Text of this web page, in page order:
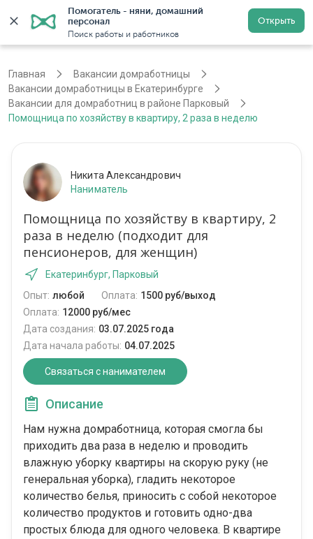
Помогатель - няни, домашний
персонал
Поиск работы и работников
Открыть
Екатеринбург Регистрация
Главная
Вакансии домработницы
Вакансии домработницы в Екатеринбурге
Вакансии для домработниц в районе Парковый
Помощница по хозяйству в квартиру, 2 раза в неделю
Никита Александрович
Наниматель
Помощница по хозяйству в квартиру, 2
раза в неделю (подходит для
пенсионеров, для женщин)
Екатеринбург, Парковый
Опыт: любой Оплата: 1500 руб/выход
Оплата: 12000 руб/мес
Дата создания: 03.07.2025 года
Дата начала работы: 04.07.2025
Связаться с нанимателем
Описание
Нам нужна домработница, которая смогла бы
приходить два раза в неделю и проводить
влажную уборку квартиры на скорую руку (не
генеральная уборка), гладить некоторое
количество белья, приносить с собой некоторое
количество продуктов и готовить одно-два
простых блюда для одного человека. В квартире